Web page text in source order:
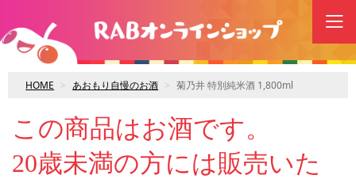
HOME あおもり自慢のお酒 菊乃井 特別純米酒 1,800ml
この商品はお酒です。
20歳未満の方には販売いた